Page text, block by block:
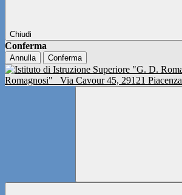
Chiudi
Conferma
Annulla Conferma
Romagnosi"
Via Cavour 45, 29121 Piacenza